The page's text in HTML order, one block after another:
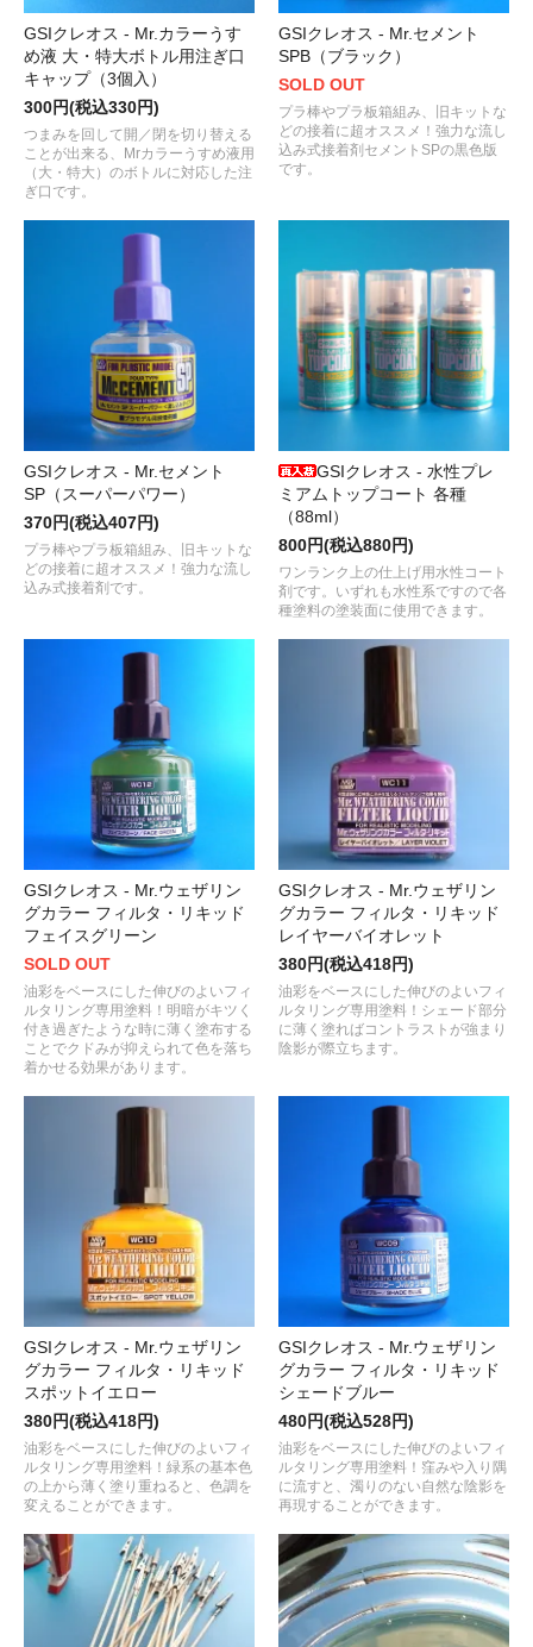
GSIクレオス - Mr.カラーうす
め液 大・特大ボトル用注ぎ口
キャップ（3個入）
300円(税込330円)
つまみを回して開／閉を切り替える
ことが出来る、Mrカラーうすめ液用
（大・特大）のボトルに対応した注
ぎ口です。
GSIクレオス - Mr.セメント
SPB（ブラック）
SOLD OUT
プラ棒やプラ板箱組み、旧キットな
どの接着に超オススメ！強力な流し
込み式接着剤セメントSPの黒色版
です。
GSIクレオス - Mr.セメント
SP（スーパーパワー）
370円(税込407円)
プラ棒やプラ板箱組み、旧キットな
どの接着に超オススメ！強力な流し
込み式接着剤です。
GSIクレオス - 水性プレ
ミアムトップコート 各種
（88ml）
800円(税込880円)
ワンランク上の仕上げ用水性コート
剤です。いずれも水性系ですので各
種塗料の塗装面に使用できます。
GSIクレオス - Mr.ウェザリン
グカラー フィルタ・リキッド
フェイスグリーン
SOLD OUT
油彩をベースにした伸びのよいフィ
ルタリング専用塗料！明暗がキツく
付き過ぎたような時に薄く塗布する
ことでクドみが抑えられて色を落ち
着かせる効果があります。
GSIクレオス - Mr.ウェザリン
グカラー フィルタ・リキッド
レイヤーバイオレット
380円(税込418円)
油彩をベースにした伸びのよいフィ
ルタリング専用塗料！シェード部分
に薄く塗ればコントラストが強まり
陰影が際立ちます。
GSIクレオス - Mr.ウェザリン
グカラー フィルタ・リキッド
スポットイエロー
380円(税込418円)
油彩をベースにした伸びのよいフィ
ルタリング専用塗料！緑系の基本色
の上から薄く塗り重ねると、色調を
変えることができます。
GSIクレオス - Mr.ウェザリン
グカラー フィルタ・リキッド
シェードブルー
480円(税込528円)
油彩をベースにした伸びのよいフィ
ルタリング専用塗料！窪みや入り隅
に流すと、濁りのない自然な陰影を
再現することができます。